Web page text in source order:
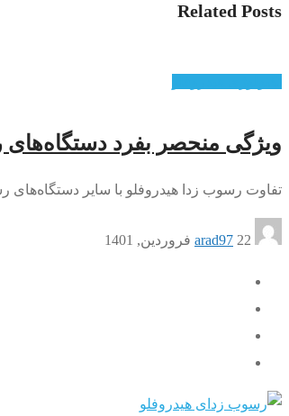
Related Posts
ویژگی منحصر بفرد دستگاه‌های
تفاوت رسوب زدا هیدروفلو با سایر
arad97 22 فروردین, 1401